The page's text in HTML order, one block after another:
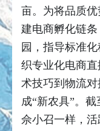
亩。为将品质
建电商孵化链
园，指导标准
织专业化电商
术技巧到物流
成“新农具”。
佘小召一样，